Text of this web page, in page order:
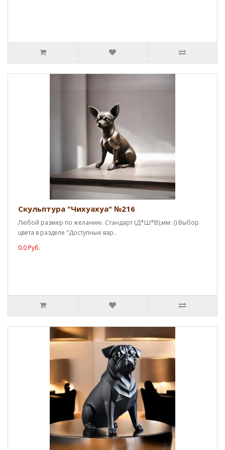
Скульптура "Чихуахуа" №216
Любой размер по желанию. Стандарт (Д*Ш*В),мм: () Выбор
цвета в разделе "Доступные вар..
0.0 Руб.